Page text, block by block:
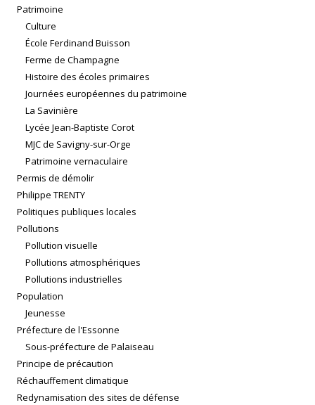
Patrimoine
Culture
École Ferdinand Buisson
Ferme de Champagne
Histoire des écoles primaires
Journées européennes du patrimoine
La Savinière
Lycée Jean-Baptiste Corot
MJC de Savigny-sur-Orge
Patrimoine vernaculaire
Permis de démolir
Philippe TRENTY
Politiques publiques locales
Pollutions
Pollution visuelle
Pollutions atmosphériques
Pollutions industrielles
Population
Jeunesse
Préfecture de l'Essonne
Sous-préfecture de Palaiseau
Principe de précaution
Réchauffement climatique
Redynamisation des sites de défense